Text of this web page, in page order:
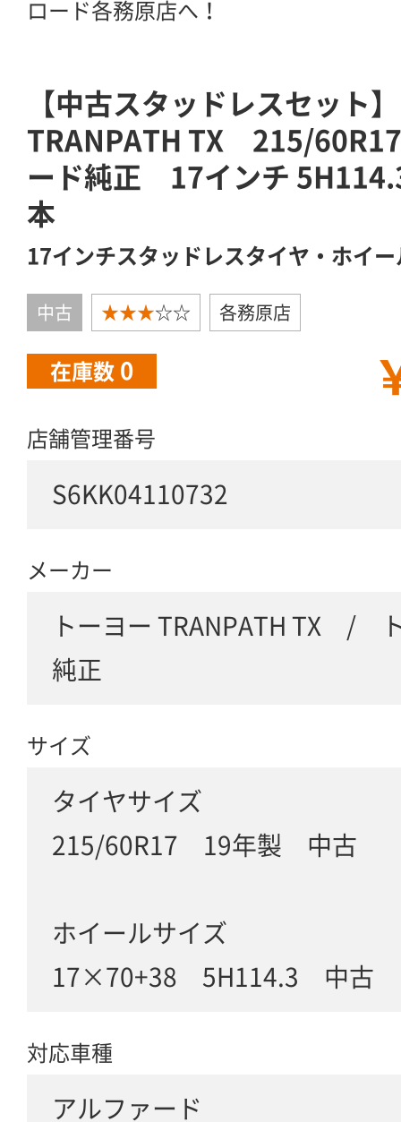
ロード各務原店へ！
【中古スタッドレスセット
TRANPATH TX 215/
ード純正 17インチ
本
17インチスタッドレスタイヤ・ホイ
中古 ★★★☆☆ 各務原店
在庫数 0
店舗管理番号
S6KK04110732
メーカー
トーヨー TRANPATH TX /
純正
サイズ
タイヤサイズ
215/60R17 19年製 中古
ホイールサイズ
17×70+38 5H114.3 中古
対応車種
アルファード